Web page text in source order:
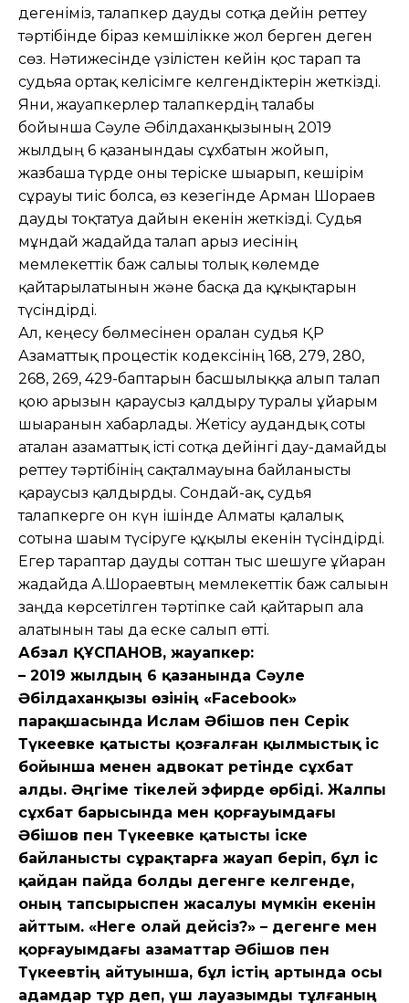
дегеніміз, талапкер дауды сотқа дейін реттеу
тәртібінде біраз кемшілікке жол берген деген
сөз. Нәтижесінде үзілістен кейін қос тарап та
судьяға ортақ келісімге келгендіктерін жеткізді.
Яғни, жауапкерлер талапкердің талабы
бойынша Сәуле Әбілдаханқызының 2019
жылдың 6 қазанындағы сұхбатын жойып,
жазбаша түрде оны теріске шығарып, кешірім
сұрауы тиіс болса, өз кезегінде Арман Шораев
дауды тоқтатуға дайын екенін жеткізді. Судья
мұндай жағдайда талап арыз иесінің
мемлекеттік баж салығы толық көлемде
қайтарылатынын және басқа да құқықтарын
түсіндірді.
Ал, кеңесу бөлмесінен оралған судья ҚР
Азаматтық процестік кодексінің 168, 279, 280,
268, 269, 429-баптарын басшылыққа алып талап
қою арызын қараусыз қалдыру туралы ұйғарым
шығарғанын хабарлады. Жетісу аудандық соты
аталған азаматтық істі сотқа дейінгі дау-дамайды
реттеу тәртібінің сақталмауына байланысты
қараусыз қалдырды. Сондай-ақ, судья
талапкерге он күн ішінде Алматы қалалық
сотына шағым түсіруге құқылы екенін түсіндірді.
Егер тараптар дауды соттан тыс шешуге ұйғарған
жағдайда А.Шораевтың мемлекеттік баж салығын
заңда көрсетілген тәртіпке сай қайтарып ала
алатынын тағы да еске салып өтті.
Абзал ҚҰСПАНОВ, жауапкер:
– 2019 жылдың 6 қазанында Сәуле
Әбілдаханқызы өзінің «Facebook»
парақшасында Ислам Әбішов пен Серік
Түкеевке қатысты қозғалған қылмыстық іс
бойынша менен адвокат ретінде сұхбат
алды. Әңгіме тікелей эфирде өрбіді. Жалпы
сұхбат барысында мен қорғауымдағы
Әбішов пен Түкеевке қатысты іске
байланысты сұрақтарға жауап беріп, бұл іс
қайдан пайда болды дегенге келгенде,
оның тапсырыспен жасалуы мүмкін екенін
айттым. «Неге олай дейсіз?» – дегенге мен
қорғауымдағы азаматтар Әбішов пен
Түкеевтің айтуынша, бұл істің артында осы
адамдар тұр деп, үш лауазымды тұлғаның